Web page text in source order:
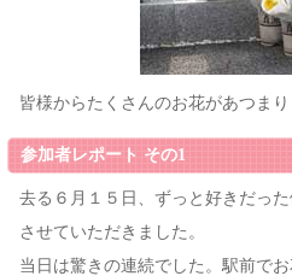
皆様からたくさんのお花があつまり
参加者レポート その1
去る６月１５日、ずっと好きだっ
させていただきました。
当日は驚きの連続でした。駅前でお